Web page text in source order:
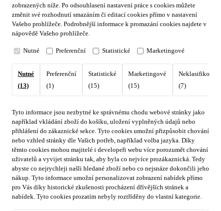
zobrazených níže. Po odsouhlasení nastavení práce s cookies můžete
změnit své rozhodnutí smazáním či editací cookies přímo v nastavení
Vašeho prohlížeče. Podrobnější informace k promazání cookies najdete v
nápovědě Vašeho prohlížeče.
Nutné Preferenční Statistické Marketingové
Nutné
(13)
Preferenční
(1)
Statistické
(15)
Marketingové
(15)
(7)
Tyto informace jsou nezbytné ke správnému chodu webové stránky jako
například vkládání zboží do košíku, uložení vyplněných údajů nebo
přihlášení do zákaznické sekce. Tyto cookies umožní přizpůsobit chování
nebo vzhled stránky dle Vašich potřeb, například volba jazyka. Díky
těmto cookies mohou majitelé i developeři webu více porozumět chování
uživatelů a vyvijet stránku tak, aby byla co nejvíce prozákaznická. Tedy
abyste co nejrychleji našli hledané zboží nebo co nejsnáze dokončili jeho
nákup. Tyto informace umožní personalizovat zobrazení nabídek přímo
pro Vás díky historické zkušenosti procházení dřívějších stránek a
nabídek. Tyto cookies prozatím nebyly roztříděny do vlastní kategorie.